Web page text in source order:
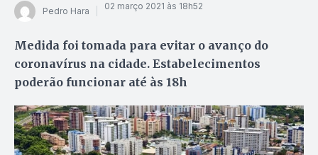
Pedro Hara 02 março 2021 às 18h52
Medida foi tomada para evitar o avanço do
coronavírus na cidade. Estabelecimentos
poderão funcionar até às 18h